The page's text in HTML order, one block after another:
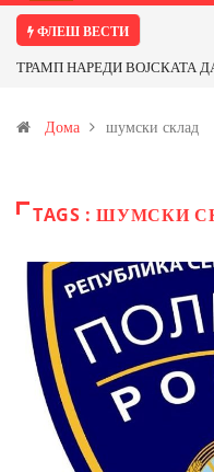
ФЛЕШ ВЕСТИ
ТРАМП НАРЕДИ ВОЈСКАТА
Иловица и со антимонот?
Дома шумски склад
TAGS : ШУМСКИ